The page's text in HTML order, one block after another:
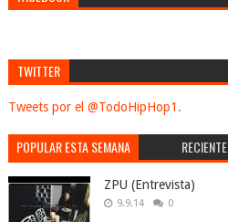
TWITTER
Tweets por el @TodoHipHop1.
POPULAR ESTA SEMANA RECIENTE
ZPU (Entrevista)
9.9.14 0